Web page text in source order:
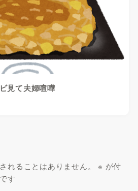
見て夫婦喧嘩
れることはありません。 ※ が付
す